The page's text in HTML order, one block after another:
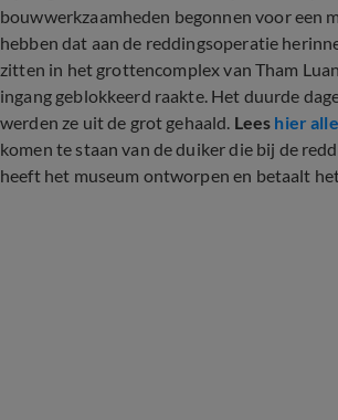
bouwwerkzaamheden begonnen voor een
hebben dat aan de reddingsoperatie
zitten in het grottencomplex van Tham
ingang geblokkeerd raakte. Het duurde
werden ze uit de grot gehaald. Lees hier
komen te staan van de duiker die bij de
heeft het museum ontworpen en betaalt